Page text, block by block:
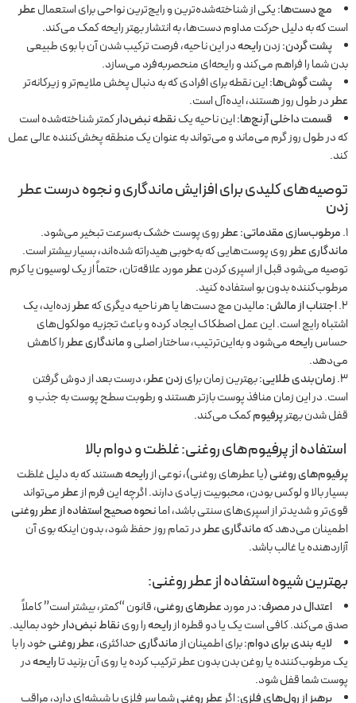
مچ دست‌ها:یکی از شناخته‌شده‌ترین و رایج‌ترین نواحی برای استعمالعطر
است که به دلیل حرکت مداوم دست‌ها، به انتشار بهتر رایحه کمک می‌کند.
پشت گردن:زدنرایحهدر این ناحیه، فرصت ترکیب شدن آن با بوی طبیعی
بدن شما را فراهم می‌کند و رایحه‌ای منحصربه‌فرد می‌سازد.
پشت گوش‌ها:این نقطه برای افرادی که به دنبال پخش ملایم‌تر و زیرکانه‌تر
عطردر طول روز هستند، ایده‌آل است.
قسمت داخلی آرنج‌ها:این ناحیه یکنقطه نبض‌دارکمتر شناخته‌شده است
که در طول روز گرم می‌ماند و می‌تواند به عنوان یک منطقه پخش‌کننده عالی عمل
کند.
توصیه‌های کلیدی برای افزایش ماندگاری و نجوه درست عطر
زدن
مرطوب‌سازی مقدماتی:عطرروی پوست خشک به‌سرعت تبخیر می‌شود.
ماندگاری عطرروی پوست‌هایی که به‌خوبی هیدراته شده‌اند، بسیار بیشتر است.
توصیه می‌شود قبل از اسپری کردنعطرمورد علاقه‌تان، حتماً از یک لوسیون یا کرم
مرطوب‌کننده بدون بو استفاده کنید.
اجتناب از مالش:مالیدن مچ دست‌ها یا هر ناحیه دیگری کهعطرزده‌اید، یک
اشتباه رایج است. این عمل اصطکاک ایجاد کرده و باعث تجزیه مولکول‌های
حساسرایحهمی‌شود و به‌این‌ترتیب، ساختار اصلی وماندگاری عطررا کاهش
می‌دهد.
زمان‌بندی طلایی:بهترین زمان برایزدن عطر، درست بعد از دوش گرفتن
است. در این زمان منافذ پوست بازتر هستند و رطوبت سطح پوست به جذب و
قفل شدن بهترپرفیومکمک می‌کند.
استفاده از پرفیوم‌های روغنی: غلظت و دوام بالا
پرفیوم‌های روغنی(یا عطرهای روغنی)، نوعی ازرایحههستند که به دلیل غلظت
بسیار بالا و لوکس بودن، محبوبیت زیادی دارند. اگرچه این فرم ازعطرمی‌تواند
قوی‌تر و شدیدتر از اسپری‌های سنتی باشد، امانحوه صحیح استفاده از عطر روغنی
اطمینان می‌دهد کهماندگاری عطردر تمام روز حفظ شود، بدون اینکه بوی آن
آزاردهنده یا غالب باشد.
بهترین شیوه استفاده از عطر روغنی:
اعتدال در مصرف:در موردعطرهای روغنی، قانون “کمتر، بیشتر است” کاملاً
صدق می‌کند. کافی است یک یا دو قطره ازرایحهرا روینقاط نبض‌دارخود بمالید.
لایه بندی برای دوام:برای اطمینان ازماندگاریحداکثری،عطر روغنیخود را با
یک مرطوب‌کننده یا روغن بدن بدون عطر ترکیب کرده یا روی آن بزنید تارایحهدر
پوست شما قفل شود.
پرهیز از رول‌های فلزی:اگرعطر روغنیشما سر فلزی یا شیشه‌ای دارد، مراقب